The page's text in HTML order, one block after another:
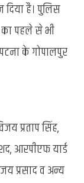
है। पुलिस
का पहले से भी
के गोपालपुर
प्रताप सिंह,
आरपीएफ यार्ड
प्रसाद व अन्य